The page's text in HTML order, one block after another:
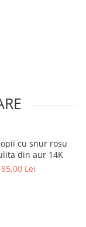
cu snur rosu
din aur 14K
Lei